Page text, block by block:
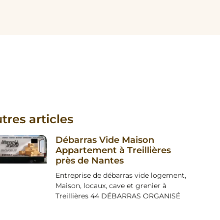
articles
Débarras Vide Maison
Appartement à Treillières
près de Nantes
Entreprise de débarras vide logement,
Maison, locaux, cave et grenier à
Treillières 44 DÉBARRAS ORGANISÉ